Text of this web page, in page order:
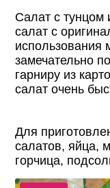
Салат с тунцом
салат с
использования
замечательно
гарниру из
салат очень
Для
салатов, яйца,
горчица,